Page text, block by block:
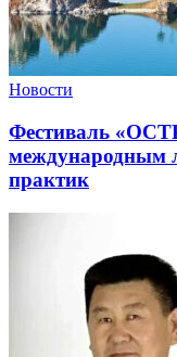
Новости
Фестиваль
международным
практик